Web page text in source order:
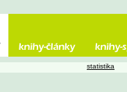
statistika